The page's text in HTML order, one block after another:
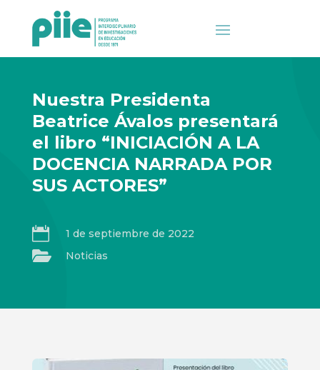
Nuestra Presidenta
Beatrice Ávalos presentará
el libro “INICIACIÓN A LA
DOCENCIA NARRADA POR
SUS ACTORES”
 1 de septiembre de 2022
 Noticias